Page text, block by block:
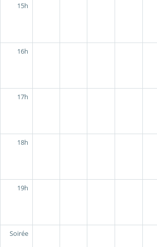
15h
16h
17h
18h
19h
Soirée